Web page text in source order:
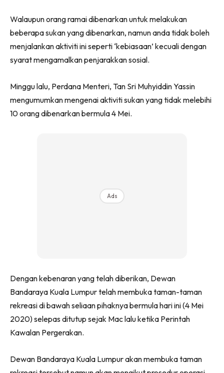
Walaupun orang ramai dibenarkan untuk melakukan
beberapa sukan yang dibenarkan, namun anda tidak boleh
menjalankan aktiviti ini seperti ‘kebiasaan’ kecuali dengan
syarat mengamalkan penjarakkan sosial.
Minggu lalu, Perdana Menteri, Tan Sri Muhyiddin Yassin
mengumumkan mengenai aktiviti sukan yang tidak melebihi
10 orang dibenarkan bermula 4 Mei.
Ads
Dengan kebenaran yang telah diberikan, Dewan
Bandaraya Kuala Lumpur telah membuka taman-taman
rekreasi di bawah seliaan pihaknya bermula hari ini (4 Mei
2020) selepas ditutup sejak Mac lalu ketika Perintah
Kawalan Pergerakan.
Dewan Bandaraya Kuala Lumpur akan membuka taman